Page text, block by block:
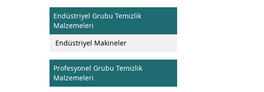
Endüstriyel Grubu Temizlik
Malzemeleri
Endüstriyel Makineler
Profesyonel Grubu Temizlik
Malzemeleri